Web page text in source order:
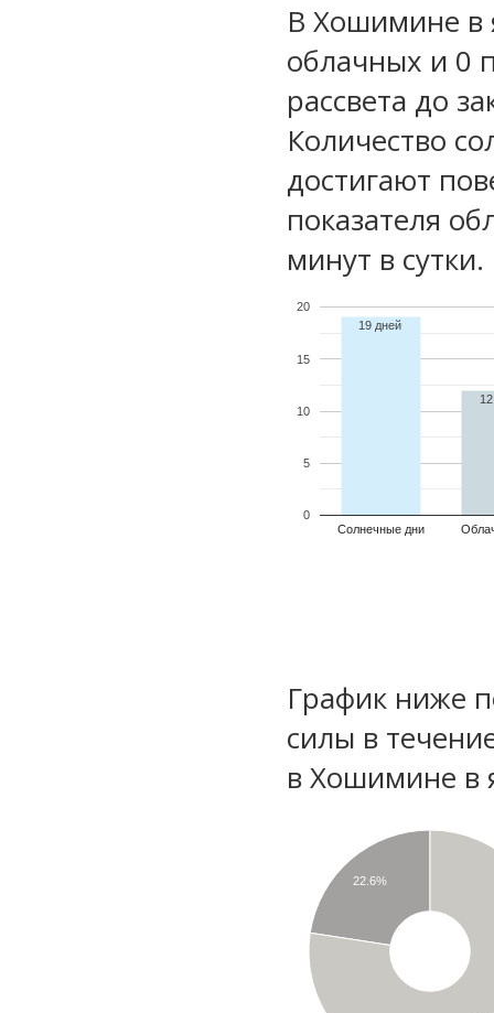
В Хошимине в
облачных и 0
рассвета до
Количество
достигают
показателя
минут в сутки.
Солнечные дни
0
5
10
15
20
19 дней
График ниже
силы в
в Хошимине в
22.6%